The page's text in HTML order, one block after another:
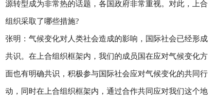
源转型成为非常热的话题，各国政府非常重视。对此，上合
组织采取了哪些措施?
张明：气候变化对人类社会造成的影响，国际社会已经形成
共识。在上合组织框架内，我们的成员国在应对气候变化方
面也有明确共识，积极参与国际社会应对气候变化的共同行
动，同时在上合组织框架内，通过合作共同应对我们这个地